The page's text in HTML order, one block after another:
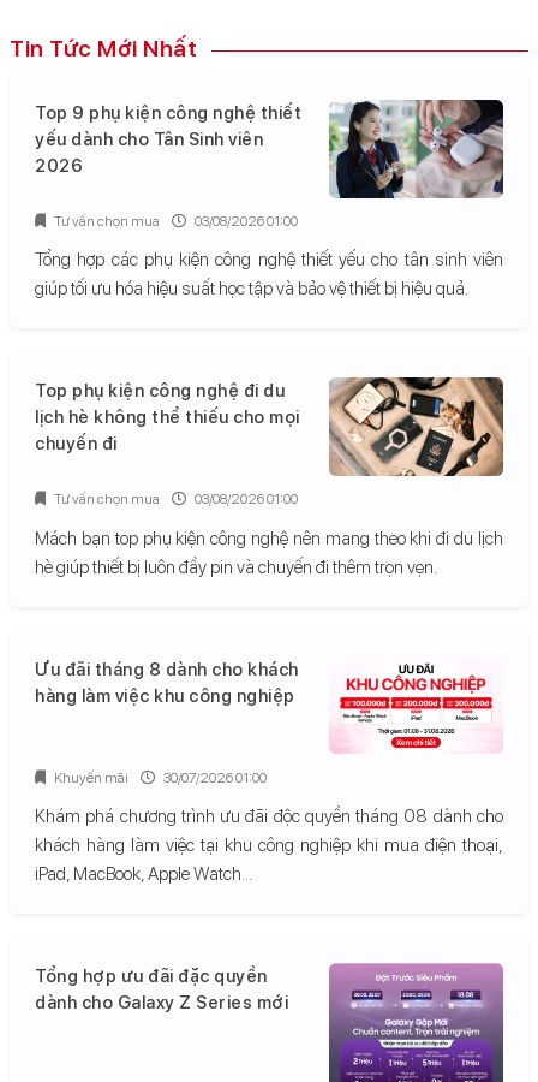
Tin Tức Mới Nhất
Top 9 phụ kiện công nghệ thiết
yếu dành cho Tân Sinh viên
2026
Tổng hợp các phụ kiện công nghệ thiết yếu cho tân sinh viên
giúp tối ưu hóa hiệu suất học tập và bảo vệ thiết bị hiệu quả.
Tư vấn chọn mua 03/08/2026 01:00
Top phụ kiện công nghệ đi du
lịch hè không thể thiếu cho mọi
chuyến đi
Mách bạn top phụ kiện công nghệ nên mang theo khi đi du lịch
hè giúp thiết bị luôn đầy pin và chuyến đi thêm trọn vẹn.
Tư vấn chọn mua 03/08/2026 01:00
Ưu đãi tháng 8 dành cho khách
hàng làm việc khu công nghiệp
Khám phá chương trình ưu đãi độc quyền tháng 08 dành cho
khách hàng làm việc tại khu công nghiệp khi mua điện thoại,
iPad, MacBook, Apple Watch...
Khuyến mãi 30/07/2026 01:00
Tổng hợp ưu đãi đặc quyền
dành cho Galaxy Z Series mới